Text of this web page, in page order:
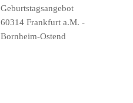
Geburtstagsangebot
60314 Frankfurt a.M. -
Bornheim-Ostend